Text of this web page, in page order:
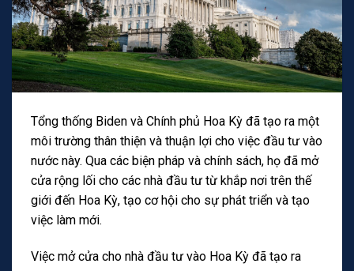
Tổng thống Biden và Chính phủ Hoa Kỳ đã tạo ra một
môi trường thân thiện và thuận lợi cho việc đầu tư vào
nước này. Qua các biện pháp và chính sách, họ đã mở
cửa rộng lối cho các nhà đầu tư từ khắp nơi trên thế
giới đến Hoa Kỳ, tạo cơ hội cho sự phát triển và tạo
việc làm mới.
Việc mở cửa cho nhà đầu tư vào Hoa Kỳ đã tạo ra